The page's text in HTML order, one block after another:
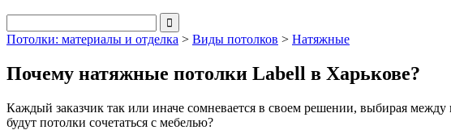
Потолки: материалы и отделка > Виды потолков > Натяжные
Почему натяжные потолки Labell в Харькове?
Каждый заказчик так или иначе сомневается в своем решении, выбирая между
будут потолки сочетаться с мебелью?